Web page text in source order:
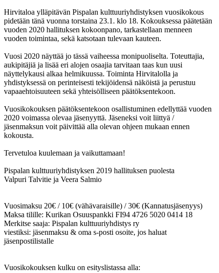
Hirvitaloa ylläpitävän Pispalan kulttuuriyhdistyksen vuosikokous
pidetään tänä vuonna torstaina 23.1. klo 18. Kokouksessa päätetään
vuoden 2020 hallituksen kokoonpano, tarkastellaan menneen
vuoden toimintaa, sekä katsotaan tulevaan kauteen.
Vuosi 2020 näyttää jo tässä vaiheessa monipuoliselta. Toteuttajia,
aukipitäjiä ja lisää eri alojen osaajia tarvitaan taas kun uusi
näyttelykausi alkaa helmikuussa. Toiminta Hirvitalolla ja
yhdistyksessä on perinteisesti tekijöidensä näköistä ja perustuu
vapaaehtoisuuteen sekä yhteisölliseen päätöksentekoon.
Vuosikokouksen päätöksentekoon osallistuminen edellyttää vuoden
2020 voimassa olevaa jäsenyyttä. Jäseneksi voit liittyä /
jäsenmaksun voit päivittää alla olevan ohjeen mukaan ennen
kokousta.
Tervetuloa kuulemaan ja vaikuttamaan!
Pispalan kulttuuriyhdistyksen 2019 hallituksen puolesta
Valpuri Talvitie ja Veera Salmio
Vuosimaksu 20€ / 10€ (vähävaraisille) / 30€ (Kannatusjäsenyys)
Maksa tilille: Kurikan Osuuspankki FI94 4726 5020 0414 18
Merkitse saaja: Pispalan kulttuuriyhdistys ry
viestiksi: jäsenmaksu & oma s-posti osoite, jos haluat
jäsenpostilistalle
Vuosikokouksen kulku on esityslistassa alla: